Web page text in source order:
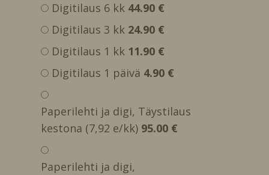
Digitilaus 6 kk 44.90 €
Digitilaus 3 kk 24.90 €
Digitilaus 1 kk 11.90 €
Digitilaus 1 päivä 4.90 €
Paperilehti ja digi, Täystilaus
kestona (7,92 e/kk) 95.00 €
Paperilehti ja digi,